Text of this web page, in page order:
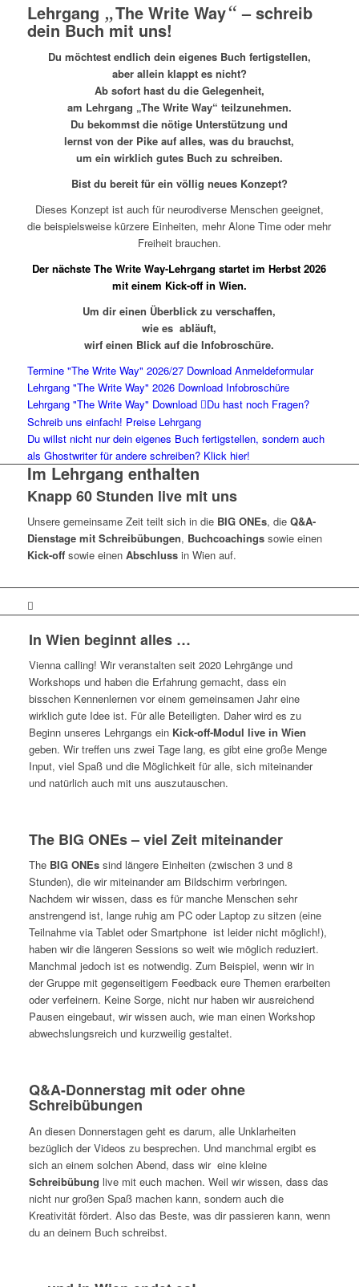
Lehrgang „The Write Way“ – schreib
dein Buch mit uns!
Du möchtest endlich dein eigenes Buch fertigstellen,
aber allein klappt es nicht?
Ab sofort hast du die Gelegenheit,
am Lehrgang „The Write Way“ teilzunehmen.
Du bekommst die nötige Unterstützung und
lernst von der Pike auf alles, was du brauchst,
um ein wirklich gutes Buch zu schreiben.
Bist du bereit für ein völlig neues Konzept?
Dieses Konzept ist auch für neurodiverse Menschen geeignet,
die beispielsweise kürzere Einheiten, mehr Alone Time oder mehr
Freiheit brauchen.
Der nächste The Write Way-Lehrgang startet im Herbst 2026
mit einem Kick-off in Wien.
Um dir einen Überblick zu verschaffen,
wie es abläuft,
wirf einen Blick auf die Infobroschüre.
Termine "The Write Way" 2026/27 Download Anmeldeformular
Lehrgang "The Write Way" 2026 Download Infobroschüre
Lehrgang "The Write Way" Download
Du hast noch Fragen?
Schreib uns einfach! Preise Lehrgang
Du willst nicht nur dein eigenes Buch fertigstellen, sondern auch
als Ghostwriter für andere schreiben? Klick hier!
Im Lehrgang enthalten
Knapp 60 Stunden live mit uns
Unsere gemeinsame Zeit teilt sich in die BIG ONEs, die Q&A-
Dienstage mit Schreibübungen, Buchcoachingssowie einen
Kick-offsowie einen Abschlussin Wien auf.
In Wien beginnt alles …
Vienna calling! Wir veranstalten seit 2020 Lehrgänge und
Workshops und haben die Erfahrung gemacht, dass ein
bisschen Kennenlernen vor einem gemeinsamen Jahr eine
wirklich gute Idee ist. Für alle Beteiligten. Daher wird es zu
Beginn unseres Lehrgangs ein Kick-off-Modul live in Wien
geben. Wir treffen uns zwei Tage lang, es gibt eine große Menge
Input, viel Spaß und die Möglichkeit für alle, sich miteinander
und natürlich auch mit uns auszutauschen.
The BIG ONEs – viel Zeit miteinander
The BIG ONEssind längere Einheiten (zwischen 3 und 8
Stunden), die wir miteinander am Bildschirm verbringen.
Nachdem wir wissen, dass es für manche Menschen sehr
anstrengend ist, lange ruhig am PC oder Laptop zu sitzen (eine
Teilnahme via Tablet oder Smartphone ist leider nicht möglich!),
haben wir die längeren Sessions so weit wie möglich reduziert.
Manchmal jedoch ist es notwendig. Zum Beispiel, wenn wir in
der Gruppe mit gegenseitigem Feedback eure Themen erarbeiten
oder verfeinern. Keine Sorge, nicht nur haben wir ausreichend
Pausen eingebaut, wir wissen auch, wie man einen Workshop
abwechslungsreich und kurzweilig gestaltet.
Q&A-Donnerstag mit oder ohne
Schreibübungen
An diesen Donnerstagen geht es darum, alle Unklarheiten
bezüglich der Videos zu besprechen. Und manchmal ergibt es
sich an einem solchen Abend, dass wir eine kleine
Schreibübung live mit euch machen. Weil wir wissen, dass das
nicht nur großen Spaß machen kann, sondern auch die
Kreativität fördert. Also das Beste, was dir passieren kann, wenn
du an deinem Buch schreibst.